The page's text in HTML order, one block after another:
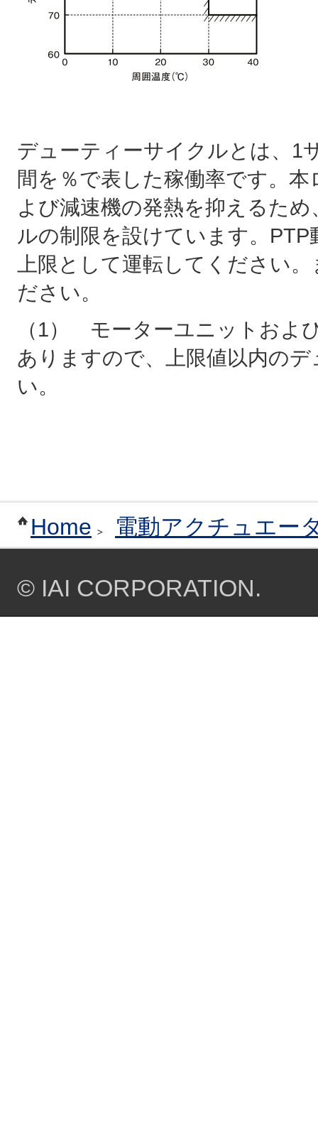
デューティーサイクルとは、1
間を％で表した稼働率です。
よび減速機の発熱を抑えるた
ルの制限を設けています。
上限として運転してください
ださい。
（1） モーターユニットおよ
ありますので、上限値以内の
い。
Home 電動アクチュエー
© IAI CORPORATION.